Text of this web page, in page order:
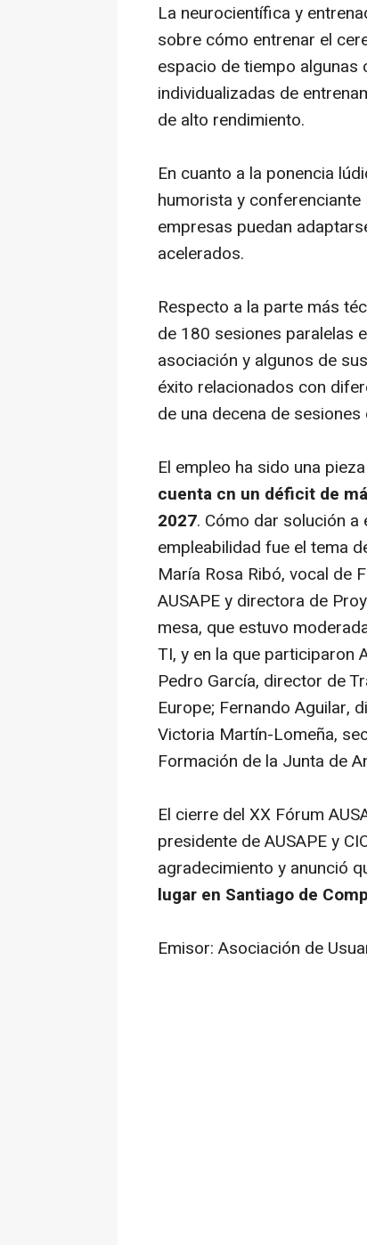
La neurocientífica y
sobre cómo entrenar el
espacio de tiempo algunas
individualizadas de
de alto rendimiento.
En cuanto a la ponencia
humorista y
empresas puedan
acelerados.
Respecto a la parte más
de 180 sesiones paralelas
asociación y algunos de
éxito relacionados con
de una decena de
El empleo ha sido una
cuenta cn un déficit de
2027. Cómo dar solución
empleabilidad fue el tema
María Rosa Ribó, vocal de
AUSAPE y directora de
mesa, que estuvo
TI, y en la que participaron
Pedro García, director de
Europe; Fernando Aguilar,
Victoria Martín-Lomeña,
Formación de la Junta de
El cierre del XX Fórum
presidente de AUSAPE y
agradecimiento y anunció
lugar en Santiago de
Emisor: Asociación de